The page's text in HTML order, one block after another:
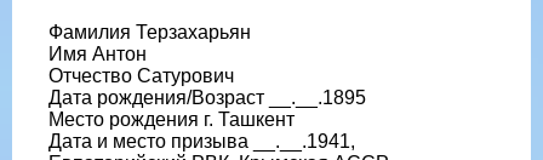
Фамилия Терзахарьян
Имя Антон
Отчество Сатурович
Дата рождения/Возраст __.__.1895
Место рождения г. Ташкент
Дата и место призыва __.__.1941,